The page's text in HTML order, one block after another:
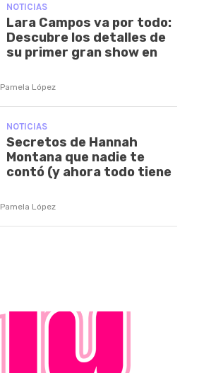
NOTICIAS
Lara Campos va por todo:
Descubre los detalles de
su primer gran show en
Pamela López
NOTICIAS
Secretos de Hannah
Montana que nadie te
contó (y ahora todo tiene
Pamela López